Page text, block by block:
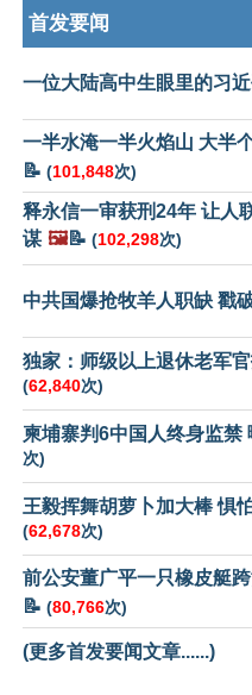
首发要闻
一位大陆高中生眼里的习
一半水淹一半火焰山 大半
📝 (101,848次)
释永信一审获刑24年 让人
谋 🖼️📝 (102,298次)
中共国爆抢牧羊人职缺 戳
独家：师级以上退休老军
(62,840次)
柬埔寨判6中国人终身监禁
次)
王毅挥舞胡萝卜加大棒 惧
(62,678次)
前公安董广平一只橡皮艇
📝 (80,766次)
(更多首发要闻文章......)